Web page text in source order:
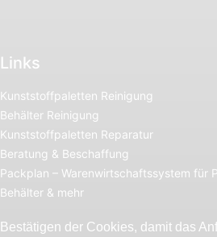
Links
Kunststoffpaletten Reinigung
Behälter Reinigung
Kunststoffpaletten Reparatur
Beratung & Beschaffung
Packplan – Warenwirtschaftssystem für
Behälter & mehr
Bestätigen der Cookies, damit das